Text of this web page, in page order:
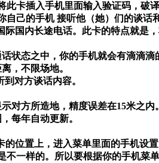
此卡插入手机里面输入验证码，破
自己的手机 接听他（她）们的谈话
际国内长途电话。此卡的特点就是
状态之中，你的手机就会有滴滴滴
，不限场地。
对方谈话内容。
对方所造地，精度误差在15米之内。
每年自动更新。
的位置上，进入菜单里面的手机设
不一样的。所以要根据你的手机菜